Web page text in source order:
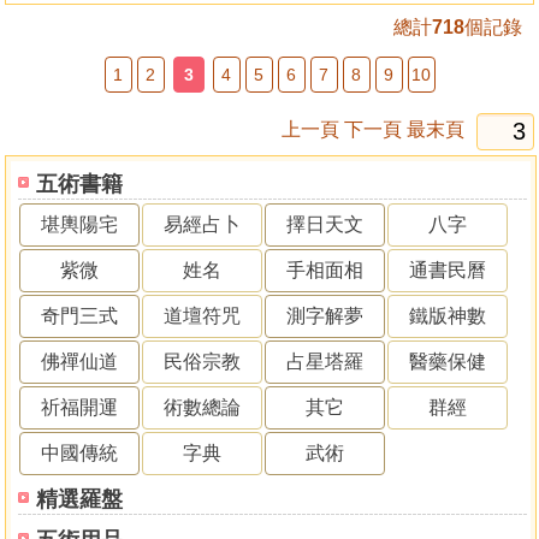
五術書籍
堪輿陽宅 易經占卜 擇日天文 八字
紫微 姓名 手相面相 通書民曆
奇門三式 道壇符咒 測字解夢 鐵版神數
佛禪仙道 民俗宗教 占星塔羅 醫藥保健
祈福開運 術數總論 其它 群經
中國傳統 字典 武術
精選羅盤
總計718個記錄
1 2 3 4 5 6 7 8 9 10
上一頁 下一頁 最末頁